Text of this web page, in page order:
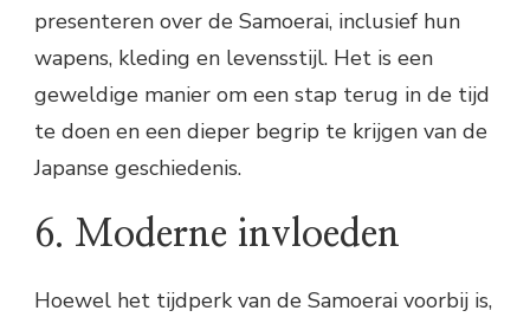
presenteren over de Samoerai, inclusief hun
wapens, kleding en levensstijl. Het is een
geweldige manier om een stap terug in de tijd
te doen en een dieper begrip te krijgen van de
Japanse geschiedenis.
6. Moderne invloeden
Hoewel het tijdperk van de Samoerai voorbij is,